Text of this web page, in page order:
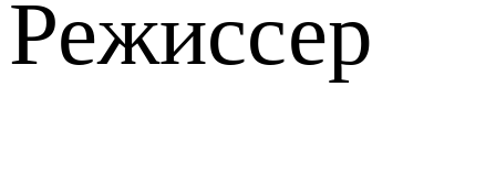
Режиссер